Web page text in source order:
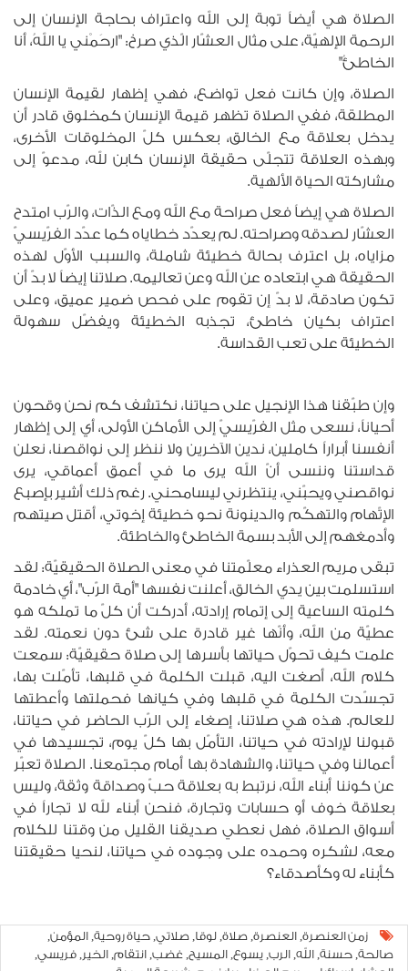
الصلاة هي أيضاً توبة إلى الله واعتراف بحاجة الإنسان إلى
الرحمة الإلهيّة، على مثال العشّار الّذي صرخ: "ا‏رحَمْني يا اللهُ، أنا
الخاطئُ"
الصلاة، وإن كانت فعل تواضع، فهي إظهار لقيمة الإنسان
المطلقة، ففي الصلاة تظهر قيمة الإنسان كمخلوق قادر أن
يدخل بعلاقة مع الخالق، بعكس كلّ المخلوقات الأخرى،
وبهذه العلاقة تتجلّى حقيقة الإنسان كابن لله، مدعوّ إلى
مشاركته الحياة الألهية.
الصلاة هي إيضاً فعل صراحة مع الله ومع الذّات، والرّب امتدح
العشّار لصدقه وصراحته. لم يعدّد خطاياه كما عدّد الفرّيسيّ
مزاياه، بل اعترف بحالة خطيئة شاملة، والسبب الأوّل لهذه
الحقيقة هي ابتعاده عن الله وعن تعاليمه. صلاتنا إيضاً لا بدّ أن
تكون صادقة، لا بدّ إن تقوم على فحص ضمير عميق، وعلى
اعتراف بكيان خاطئ، تجذبه الخطيئة ويفضّل سهولة
الخطيئة على تعب القداسة.
وإن طبّقنا هذا الإنجيل على حياتنا، نكتشف كم نحن وقحون
أحياناً، نسعى مثل الفرّيسيّ إلى الأماكن الأولى، أي إلى إظهار
أنفسنا أبراراً كاملين، ندين الآخرين ولا ننظر إلى نواقصنا، نعلن
قداستنا وننسى أنّ الله يرى ما في أعمق أعماقي، يرى
نواقصني ويحبّني، ينتظرني ليسامحني. رغم ذلك أشير بإصبع
الإتّهام والتهكّم والدينونة نحو خطيئة إخوتي، أقتل صيتهم
وأدمغهم إلى الأبد بسمة الخاطئ والخاطئة.
تبقى مريم العذراء معلّمتنا في معنى الصلاة الحقيقيّة: لقد
استسلمت بين يدي الخالق، أعلنت نفسها "أمة الرّب"، أي خادمة
كلمته الساعية إلى إتمام إرادته، أدركت أن كلّ ما تملكه هو
عطيّة من الله، وأنّها غير قادرة على شئ دون نعمته. لقد
علمت كيف تحوّل حياتها بأسرها إلى صلاة حقيقيّة: سمعت
كلام الله، أصغت اليه، قبلت الكلمة في قلبها، تأمّلت بها،
تجسّدت الكلمة في قلبها وفي كيانها فحملتها وأعطتها
للعالم. هذه هي صلاتنا، إصغاء إلى الرّب الحاضر في حياتنا،
قبولنا لإرادته في حياتنا، التأمّل بها كلّ يوم، تجسيدها في
أعمالنا وفي حياتنا، والشهادة بها أمام مجتمعنا. الصلاة تعبّر
عن كوننا أبناء الله، نرتبط به بعلاقة حبّ وصداقة وثقة، وليس
بعلاقة خوف أو حسابات وتجارة، فنحن أبناء لله لا تجاراً في
أسواق الصلاة، فهل نعطي صديقنا القليل من وقتنا للكلام
معه، لشكره وحمده على وجوده في حياتنا، لنحيا حقيقتنا
كأبناء له وكأصدقاء؟
زمن العنصرة, العنصرة, صلاة, لوقا, صلاتي, حياة روحية, المؤمن,
صالحة, حسنة, الله, الرب, يسوع, المسيح, غضب, انتقام, الخير, فريسي,